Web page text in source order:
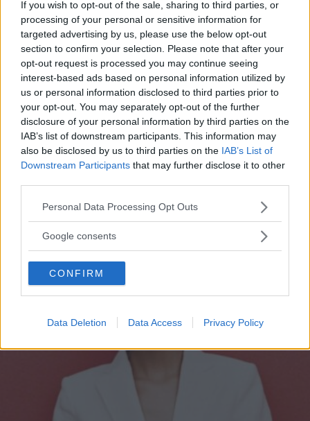
If you wish to opt-out of the sale, sharing to third parties, or
processing of your personal or sensitive information for
targeted advertising by us, please use the below opt-out
section to confirm your selection. Please note that after your
opt-out request is processed you may continue seeing
interest-based ads based on personal information utilized by
us or personal information disclosed to third parties prior to
your opt-out. You may separately opt-out of the further
disclosure of your personal information by third parties on the
IAB’s list of downstream participants. This information may
also be disclosed by us to third parties on the IAB’s List of
Downstream Participants that may further disclose it to other
Please note that this website/app uses one or more Google
not limited to your visit or usage behaviour. You may click to
use your data for below specified purposes in below Google
consent section.
Personal Data Processing Opt Outs
Google consents
CONFIRM
Data Deletion Data Access Privacy Policy
NEWS
Miley Cyrus: presto un figlio
con Cody Simpson
La cantante non è incinta come si chiacchierava ma
potrebbe esserlo a breve.
GABRIELE DEL BUONO
Può interessarti anche